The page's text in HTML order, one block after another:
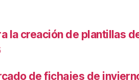
la creación de plantillas
de fichajes de